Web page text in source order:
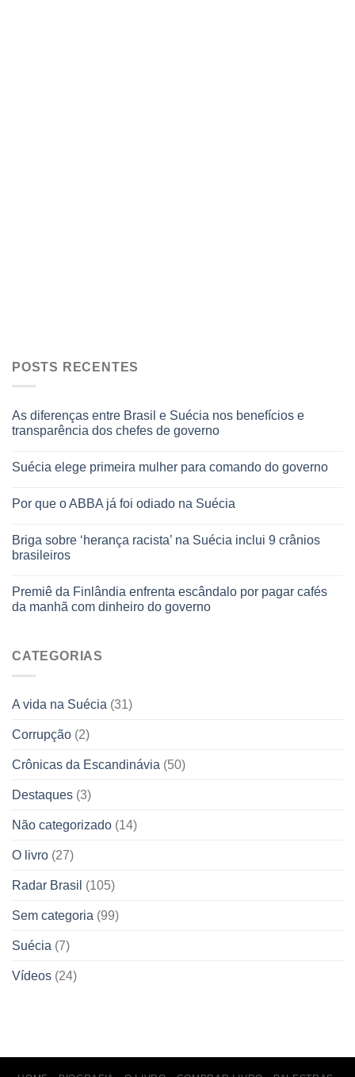
POSTS RECENTES
As diferenças entre Brasil e Suécia nos benefícios e
transparência dos chefes de governo
Suécia elege primeira mulher para comando do governo
Por que o ABBA já foi odiado na Suécia
Briga sobre ‘herança racista’ na Suécia inclui 9 crânios
brasileiros
Premiê da Finlândia enfrenta escândalo por pagar cafés
da manhã com dinheiro do governo
CATEGORIAS
A vida na Suécia (31)
Corrupção (2)
Crônicas da Escandinávia (50)
Destaques (3)
Não categorizado (14)
O livro (27)
Radar Brasil (105)
Sem categoria (99)
Suécia (7)
Vídeos (24)